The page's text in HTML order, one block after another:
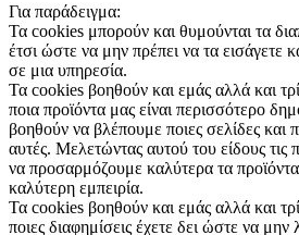
Για παράδειγμα:
Τα cookies μπορούν και θυμούνται τα
έτσι ώστε να μην πρέπει να τα εισάγετε
σε μια υπηρεσία.
Τα cookies βοηθούν και εμάς αλλά και
ποια προϊόντα μας είναι περισσότερο
βοηθούν να βλέπουμε ποιες σελίδες και
αυτές. Μελετώντας αυτού του είδους
να προσαρμόζουμε καλύτερα τα
καλύτερη εμπειρία.
Τα cookies βοηθούν και εμάς αλλά και
ποιες διαφημίσεις έχετε δει ώστε να μην